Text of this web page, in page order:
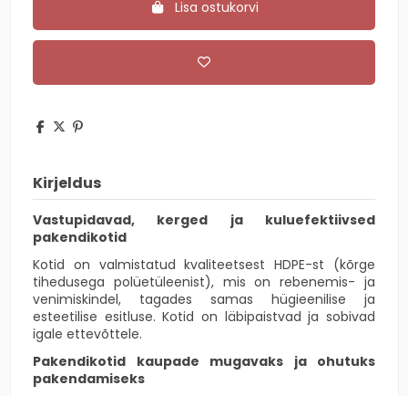
Lisa ostukorvi
Kirjeldus
Vastupidavad, kerged ja kuluefektiivsed
pakendikotid
Kotid on valmistatud kvaliteetsest HDPE-st (kõrge
tihedusega polüetüleenist), mis on rebenemis- ja
venimiskindel, tagades samas hügieenilise ja
esteetilise esitluse. Kotid on läbipaistvad ja sobivad
igale ettevõttele.
Pakendikotid kaupade mugavaks ja ohutuks
pakendamiseks